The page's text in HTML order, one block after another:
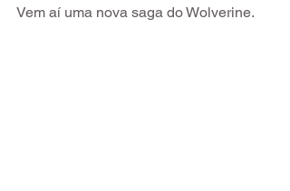
Vem aí uma nova saga do Wolverine.